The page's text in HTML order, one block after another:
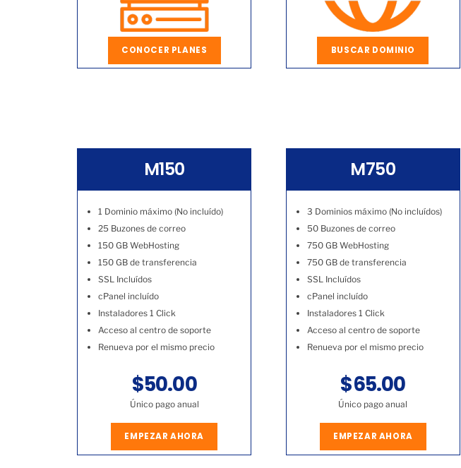
CONOCER PLANES BUSCAR DOMINIO
M150
1 Dominio máximo (No incluído)
25 Buzones de correo
150 GB WebHosting
150 GB de transferencia
SSL Incluídos
cPanel incluído
Instaladores 1 Click
Acceso al centro de soporte
Renueva por el mismo precio
$50.00
Único pago anual
EMPEZAR AHORA
M750
3 Dominios máximo (No incluídos)
50 Buzones de correo
750 GB WebHosting
750 GB de transferencia
SSL Incluídos
cPanel incluído
Instaladores 1 Click
Acceso al centro de soporte
Renueva por el mismo precio
$65.00
Único pago anual
EMPEZAR AHORA